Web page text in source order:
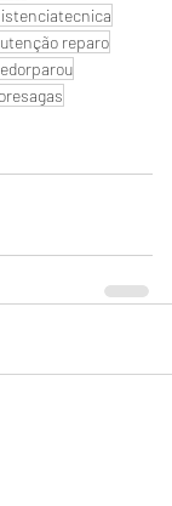
reparo